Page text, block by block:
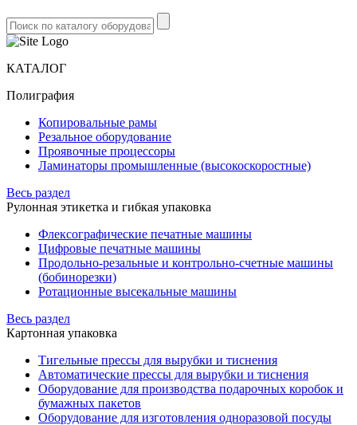
КАТАЛОГ
Полиграфия
Копировальные рамы
Резальное оборудование
Проявочные процессоры
Ламинаторы промышленные (высокоскоростные)
Весь раздел
Рулонная этикетка и гибкая упаковка
Флексографические печатные машины
Цифровые печатные машины
Продольно-резальные и контрольно-счетные машины
(бобинорезки)
Ротационные высекальные машины
Весь раздел
Картонная упаковка
Тигельные прессы для вырубки и тиснения
Автоматические прессы для вырубки и тиснения
Оборудование для производства подарочных коробок и
бумажных пакетов
Оборудование для изготовления одноразовой посуды